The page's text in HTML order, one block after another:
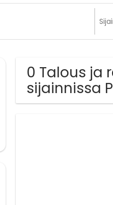
0 Talous ja
sijainnissa